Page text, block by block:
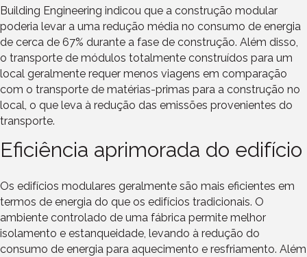
Building Engineering indicou que a construção modular
poderia levar a uma redução média no consumo de energia
de cerca de 67% durante a fase de construção. Além disso,
o transporte de módulos totalmente construídos para um
local geralmente requer menos viagens em comparação
com o transporte de matérias-primas para a construção no
local, o que leva à redução das emissões provenientes do
transporte.
Eficiência aprimorada do edifício
Os edifícios modulares geralmente são mais eficientes em
termos de energia do que os edifícios tradicionais. O
ambiente controlado de uma fábrica permite melhor
isolamento e estanqueidade, levando à redução do
consumo de energia para aquecimento e resfriamento. Além